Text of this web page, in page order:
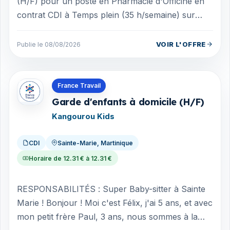
contrat CDI à Temps plein (35 h/semaine) sur
Publie le 08/08/2026 VOIR L'OFFRE
France Travail
Garde d'enfants à domicile (H/F)
Kangourou Kids
CDI Sainte-Marie, Martinique
Horaire de 12.31 € à 12.31 €
RESPONSABILITÉS : Super Baby-sitter à Sainte
Marie ! Bonjour ! Moi c'est Félix, j'ai 5 ans, et avec
mon petit frère Paul, 3 ans, nous sommes à la
Offres en Martinique